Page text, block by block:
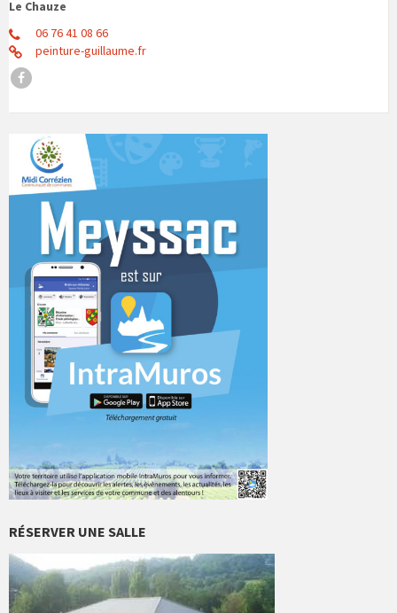
Le Chauze
06 76 41 08 66
peinture-guillaume.fr
Facebook
RÉSERVER UNE SALLE